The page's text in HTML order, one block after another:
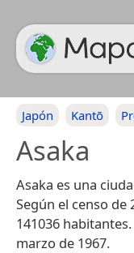
Japón Kantō
Asaka
Asaka es una
Según el censo de
141036
marzo de 1967.